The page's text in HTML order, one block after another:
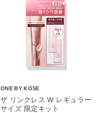
ONE BY KOSE
ザ リンクレス W レギュラー
サイズ 限定キット